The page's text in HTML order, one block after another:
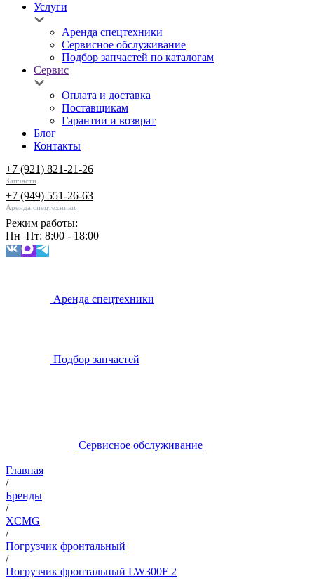
Услуги
Аренда спецтехники
Сервисное обслуживание
Подбор запчастей по каталогам
Сервис
Оплата и доставка
Поставщикам
Гарантии и возврат
Блог
Контакты
+7 (921) 821-21-26
Запчасти
+7 (949) 551-26-63
Аренда спецтехники
Режим работы:
Пн–Пт: 8:00 - 18:00
Аренда спецтехники
Подбор запчастей
Сервисное обслуживание
Главная
/
Бренды
/
XCMG
/
Погрузчик фронтальный
/
Погрузчик фронтальный LW300F 2